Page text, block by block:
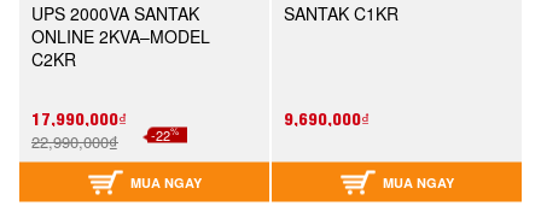
UPS 2000VA SANTAK
ONLINE 2KVA–MODEL
C2KR
17,990,000₫
22,990,000₫ -22%
MUA NGAY
SANTAK C1KR
9,690,000₫
MUA NGAY